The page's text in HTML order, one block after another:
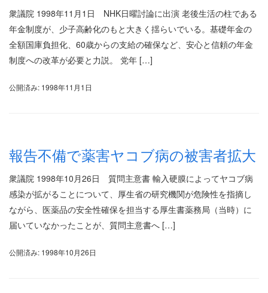
衆議院 1998年11月1日 NHK日曜討論に出演 老後生活の柱である
年金制度が、少子高齢化のもと大きく揺らいでいる。基礎年金の
全額国庫負担化、60歳からの支給の確保など、安心と信頼の年金
制度への改革が必要と力説。 党年 […]
公開済み: 1998年11月1日
報告不備で薬害ヤコブ病の被害者拡大
衆議院 1998年10月26日 質問主意書 輸入硬膜によってヤコブ病
感染が拡がることについて、厚生省の研究機関が危険性を指摘し
ながら、医薬品の安全性確保を担当する厚生書薬務局（当時）に
届いていなかったことが、質問主意書へ […]
公開済み: 1998年10月26日